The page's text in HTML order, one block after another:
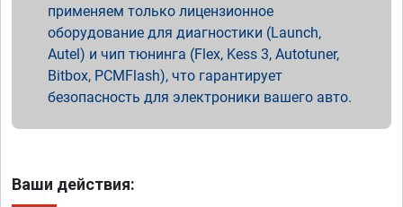
применяем только лицензионное
оборудование для диагностики (Launch,
Autel) и чип тюнинга (Flex, Kess 3, Autotuner,
Bitbox, PCMFlash), что гарантирует
безопасность для электроники вашего авто.
Ваши действия: